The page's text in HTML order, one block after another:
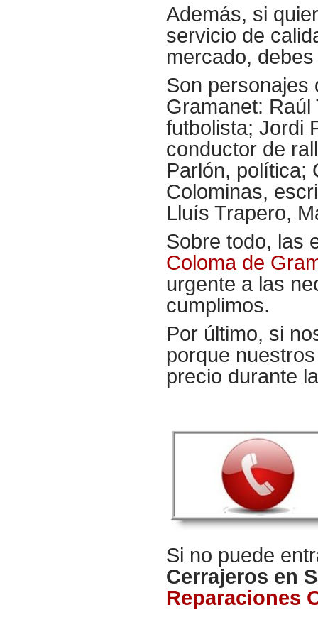
Además, si
servicio de
mercado,
Son personajes
Gramanet: Raúl
futbolista; Jordi
conductor de
Parlón, política;
Colominas,
Lluís Trapero,
Sobre todo, las
Coloma de
urgente a las
cumplimos.
Por último, si
porque
precio durante
Si no puede
Cerrajeros en
Reparaciones